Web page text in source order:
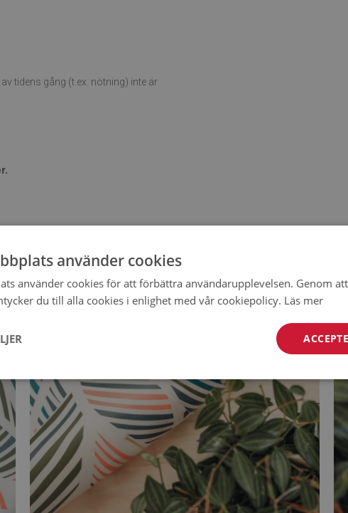
tidens gång (t.ex. nötning) inte är
använder cookies
använder cookies för att förbättra användarupplevelsen. Genom
du till alla cookies i enlighet med vår cookiepolicy. Läs mer